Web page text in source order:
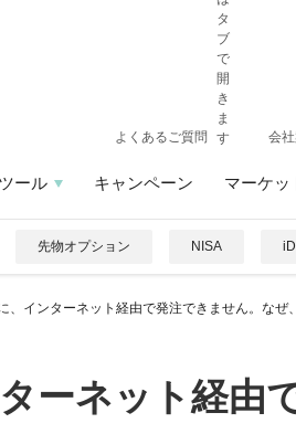
よくあるご質問 会
ツール キャンペーン マーケッ
先物オプション NISA
、インターネット経由で発注できません。なぜ
ーネット経由